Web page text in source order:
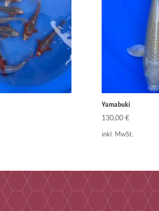
Yamabuki
130,00 €
inkl. MwSt.